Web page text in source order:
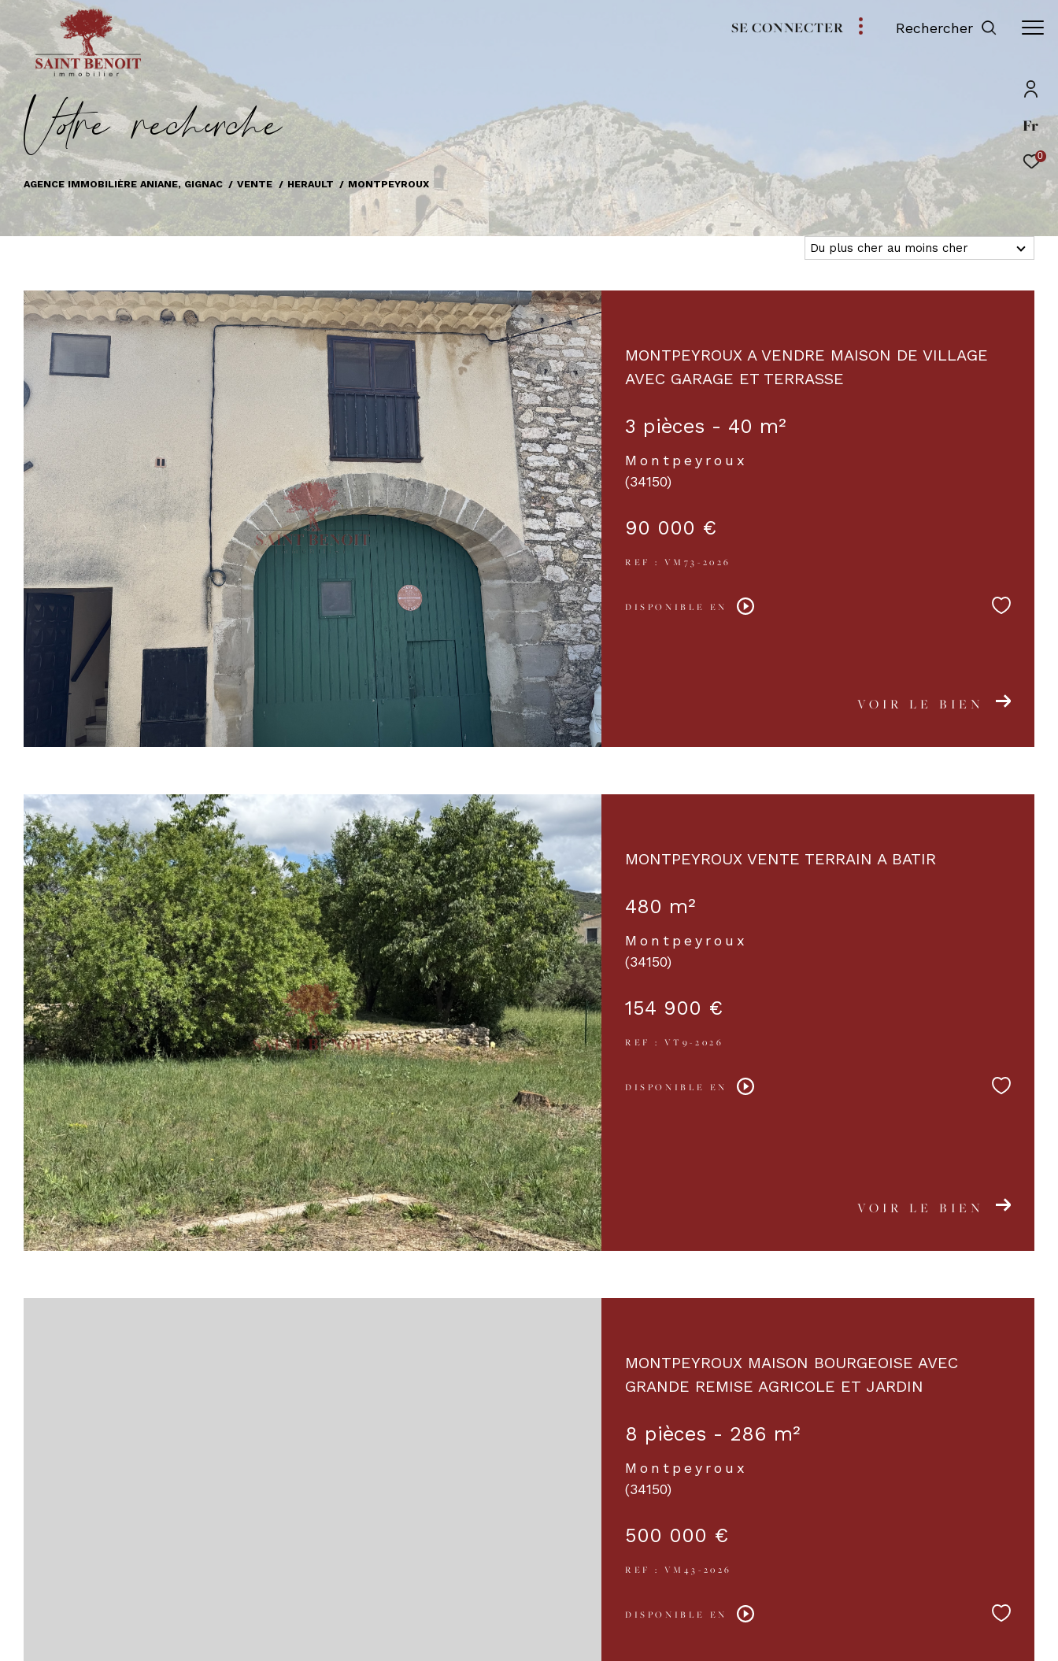
Fr
0
SE CONNECTER Rechercher
Vore recece
AGENCE IMMOBILIÈRE ANIANE, GIGNAC VENTE HERAULT MONTPEYROUX
Du plus cher au moins cher
MONTPEYROUX A VENDRE MAISON DE VILLAGE
AVEC GARAGE ET TERRASSE
3 pièces - 40 m²
Montpeyroux
(34150)
90 000 €
REF : VM73-2026
DISPONIBLE EN
VOIR LE BIEN
MONTPEYROUX VENTE TERRAIN A BATIR
480 m²
Montpeyroux
(34150)
154 900 €
REF : VT9-2026
DISPONIBLE EN
VOIR LE BIEN
MONTPEYROUX MAISON BOURGEOISE AVEC
GRANDE REMISE AGRICOLE ET JARDIN
8 pièces - 286 m²
Montpeyroux
(34150)
500 000 €
REF : VM43-2026
DISPONIBLE EN